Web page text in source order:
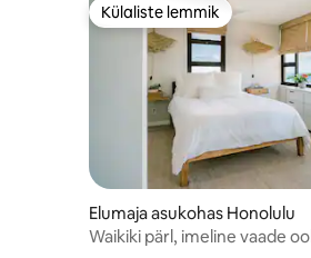
Külaliste lemmik
Külaliste lemmik
Elumaja asukohas Honolulu
Waikiki pärl, imeline vaade